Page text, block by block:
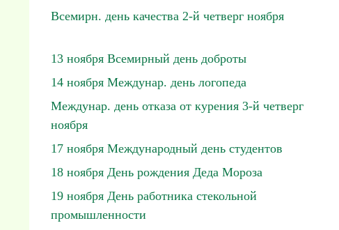
Всемирн. день качества 2-й четверг ноября
13 ноября Всемирный день доброты
14 ноября Междунар. день логопеда
Междунар. день отказа от курения 3-й четверг
ноября
17 ноября Международный день студентов
18 ноября День рождения Деда Мороза
19 ноября День работника стекольной
промышленности